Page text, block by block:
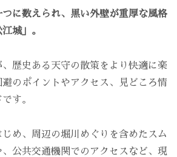
に数えられ、黒い外壁が重厚な風格
城」。
歴史ある天守の散策をより快適に楽
避のポイントやアクセス、見どころ情
す。
め、周辺の堀川めぐりを含めたスム
公共交通機関でのアクセスなど、現